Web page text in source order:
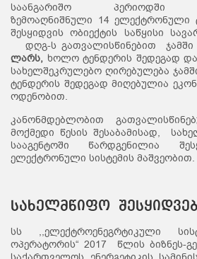
საანგარიშო პერიოდში
ზემოაღნიშნული 14 ელექტრონული
შესყიდვის ობიექტის საწყისი
დღგ-ს გათვალისწინებით ჯამში
ლარს, ხოლო ტენდერის შედეგად
სახელშეკრულებო ღირებულება
ტენდერის შედეგად მიღებულია
ოდენობით.
კანონმდებლობით
მოქმედი წესის შესაბამისად,
სააგენტოში წარდგენილია
ელექტრონული სისტემის მაშვეობით.
სახელმწიფო
სს ,,ელექტროენეგრტიკული
ოპერატორის“ 2017 წლის ბიზნეს-